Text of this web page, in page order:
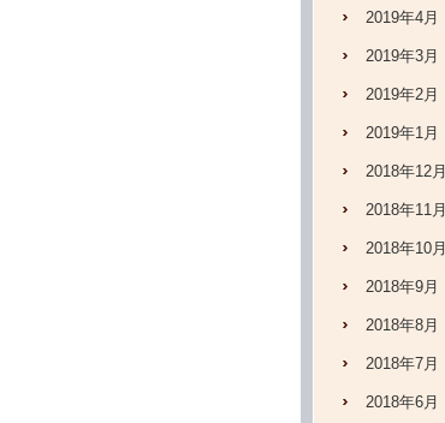
2019年4月
2019年3月
2019年2月
2019年1月
2018年12月
2018年11月
2018年10月
2018年9月
2018年8月
2018年7月
2018年6月